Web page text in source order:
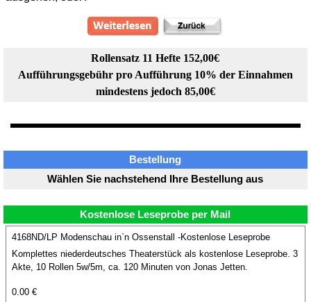
Rollensatz 11 Hefte 152,00€
Aufführungsgebühr pro Aufführung 10% der Einnahmen
mindestens jedoch 85,00€
Bestellung
Wählen Sie nachstehend Ihre Bestellung aus
Kostenlose Leseprobe per Mail
4168ND/LP Modenschau in`n Ossenstall -Kostenlose Leseprobe
Komplettes niederdeutsches Theaterstück als kostenlose Leseprobe. 3
Akte, 10 Rollen 5w/5m, ca. 120 Minuten von Jonas Jetten.
0.00 €